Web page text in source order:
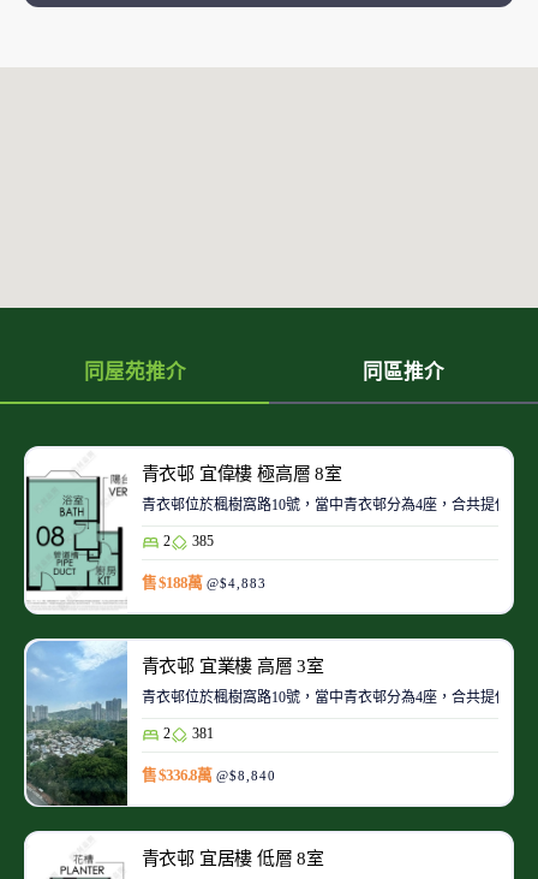
同屋苑推介 同區推介
青衣邨 宜偉樓 極高層 8室
青衣邨位於楓樹窩路10號，當中青衣邨分為4座，合共提供
2 385
售 $188萬 @$4,883
青衣邨 宜業樓 高層 3室
青衣邨位於楓樹窩路10號，當中青衣邨分為4座，合共提供
2 381
售 $336.8萬 @$8,840
青衣邨 宜居樓 低層 8室